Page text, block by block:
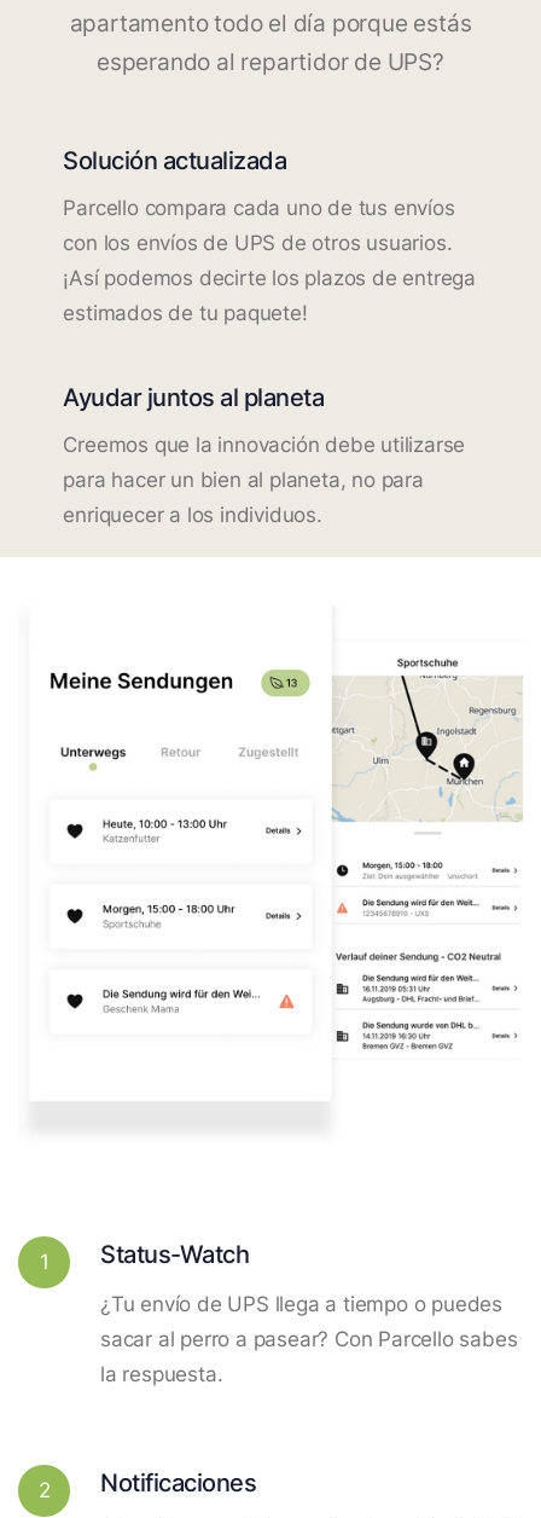
apartamento todo el día porque estás
esperando al repartidor de UPS?
Solución actualizada
Parcello compara cada uno de tus envíos
con los envíos de UPS de otros usuarios.
¡Así podemos decirte los plazos de entrega
estimados de tu paquete!
Ayudar juntos al planeta
Creemos que la innovación debe utilizarse
para hacer un bien al planeta, no para
enriquecer a los individuos.
1 Status-Watch
¿Tu envío de UPS llega a tiempo o puedes
sacar al perro a pasear? Con Parcello sabes
la respuesta.
2 Notificaciones